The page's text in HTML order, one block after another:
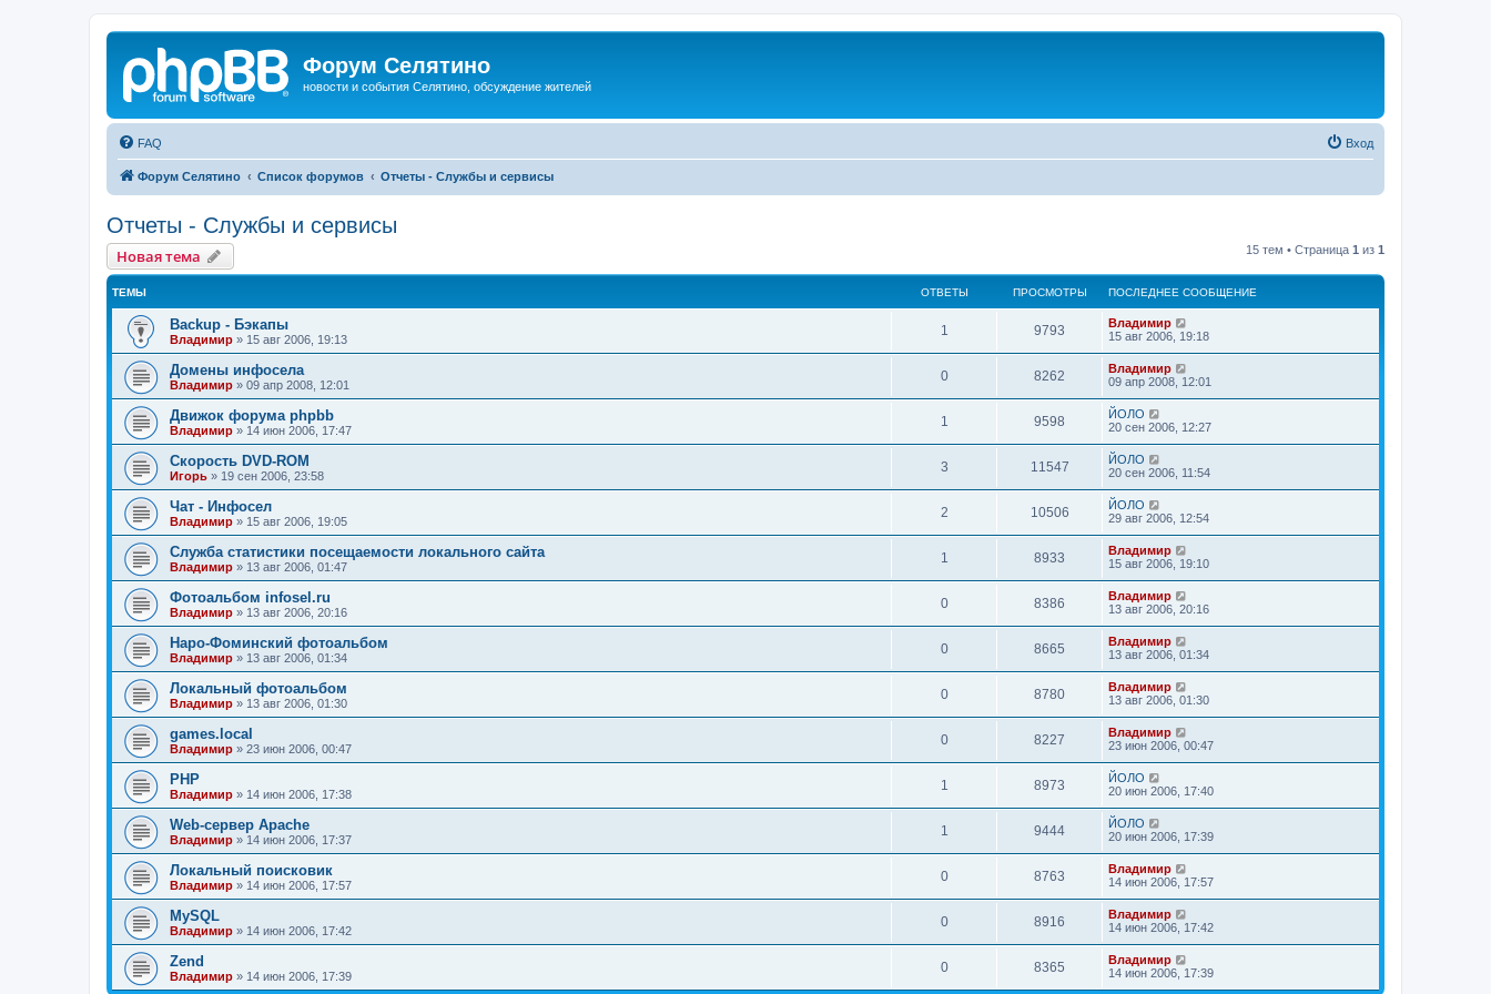
Форум Селятино
новости и события Селятино, обсуждение жителей
FAQ Вход
Форум Селятино Список форумов Отчеты - Службы и сервисы
Отчеты - Службы и сервисы
Новая тема 15 тем • Страница 1 из 1
ТЕМЫ ОТВЕТЫ ПРОСМОТРЫ ПОСЛЕДНЕЕ СООБЩЕНИЕ
Backup - Бэкапы
Владимир » 15 авг 2006, 19:13
1 9793
Владимир
15 авг 2006, 19:18
Домены инфосела
Владимир » 09 апр 2008, 12:01
0 8262
Владимир
09 апр 2008, 12:01
Движок форума phpbb
Владимир » 14 июн 2006, 17:47
1 9598
ЙОЛО
20 сен 2006, 12:27
Скорость DVD-ROM
Игорь » 19 сен 2006, 23:58
3 11547
ЙОЛО
20 сен 2006, 11:54
Чат - Инфосел
Владимир » 15 авг 2006, 19:05
2 10506
ЙОЛО
29 авг 2006, 12:54
Служба статистики посещаемости локального сайта
Владимир » 13 авг 2006, 01:47
1 8933
Владимир
15 авг 2006, 19:10
Фотоальбом infosel.ru
Владимир » 13 авг 2006, 20:16
0 8386
Владимир
13 авг 2006, 20:16
Наро-Фоминский фотоальбом
Владимир » 13 авг 2006, 01:34
0 8665
Владимир
13 авг 2006, 01:34
Локальный фотоальбом
Владимир » 13 авг 2006, 01:30
0 8780
Владимир
13 авг 2006, 01:30
games.local
Владимир » 23 июн 2006, 00:47
0 8227
Владимир
23 июн 2006, 00:47
PHP
Владимир » 14 июн 2006, 17:38
1 8973
ЙОЛО
20 июн 2006, 17:40
Web-сервер Apache
Владимир » 14 июн 2006, 17:37
1 9444
ЙОЛО
20 июн 2006, 17:39
Локальный поисковик
Владимир » 14 июн 2006, 17:57
0 8763
Владимир
14 июн 2006, 17:57
MySQL
Владимир » 14 июн 2006, 17:42
0 8916
Владимир
14 июн 2006, 17:42
Zend
Владимир » 14 июн 2006, 17:39
0 8365
Владимир
14 июн 2006, 17:39